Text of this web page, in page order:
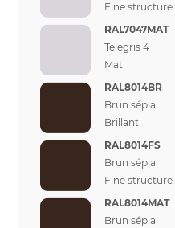
Fine structure
RAL7047MAT
Telegris 4
Mat
RAL8014BR
Brun sépia
Brillant
RAL8014FS
Brun sépia
Fine structure
RAL8014MAT
Brun sépia